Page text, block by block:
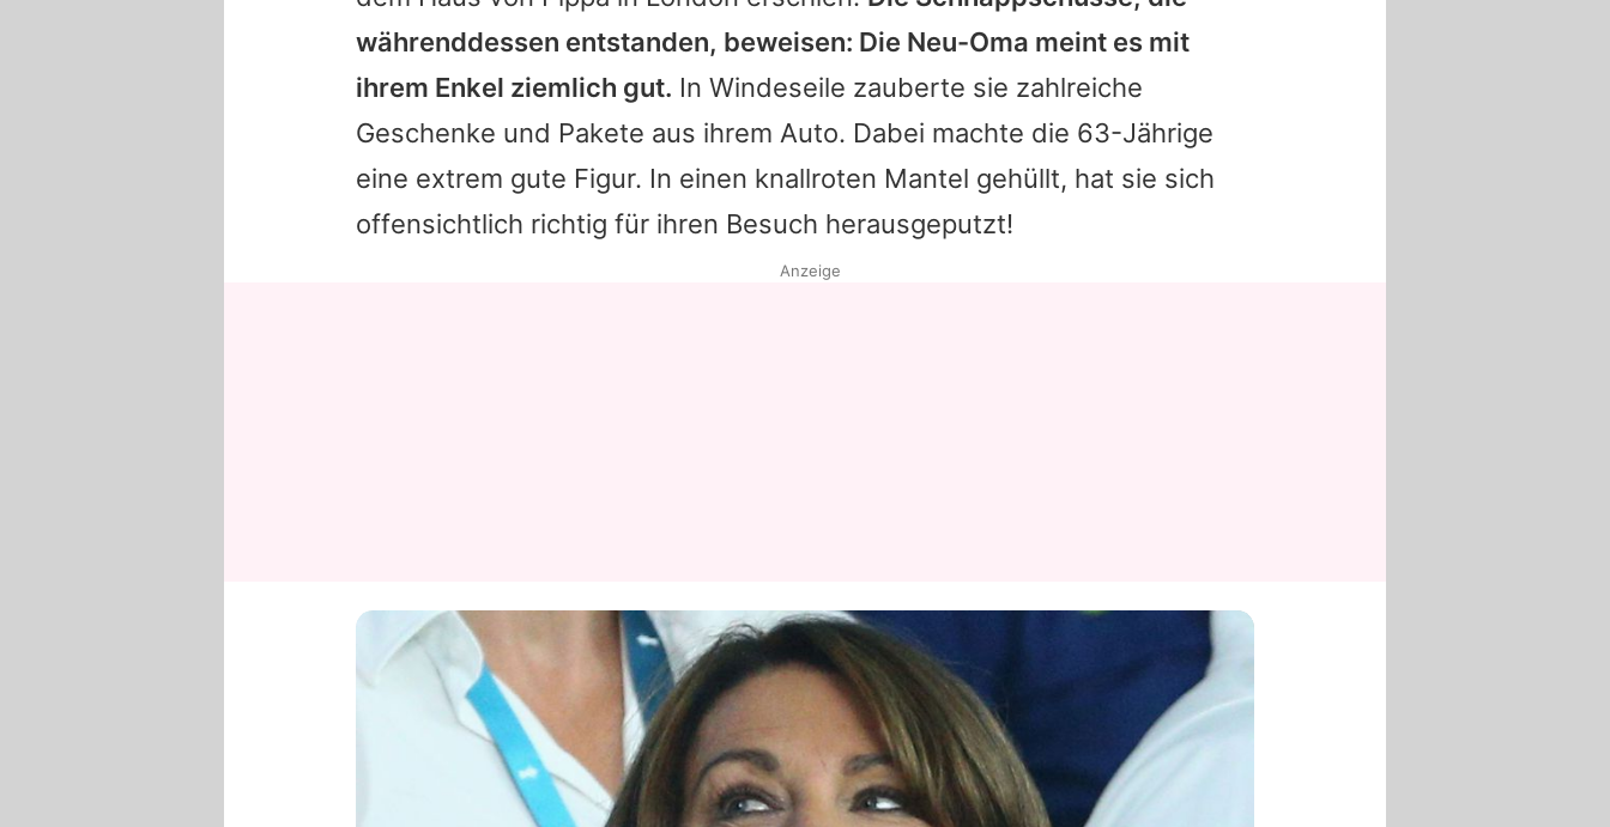
währenddessen entstanden, beweisen: Die Neu-Oma meint es mit
ihrem Enkel ziemlich gut. In Windeseile zauberte sie zahlreiche
Geschenke und Pakete aus ihrem Auto. Dabei machte die 63-Jährige
eine extrem gute Figur. In einen knallroten Mantel gehüllt, hat sie sich
offensichtlich richtig für ihren Besuch herausgeputzt!
Anzeige